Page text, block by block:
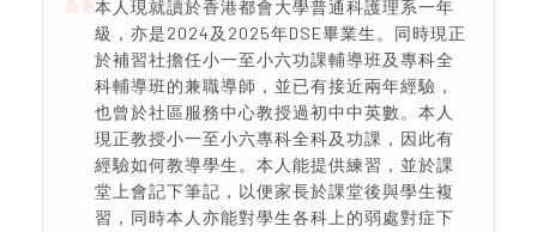
本人現就讀於香港都會大學普通科護理系一年
級，亦是2024及2025年DSE畢業生。同時現正
於補習社擔任小一至小六功課輔導班及專科全
科輔導班的兼職導師，並已有接近兩年經驗，
也曾於社區服務中心教授過初中中英數。本人
現正教授小一至小六專科全科及功課，因此有
經驗如何教導學生。本人能提供練習，並於課
堂上會記下筆記，以便家長於課堂後與學生複
習，同時本人亦能對學生各科上的弱處對症下